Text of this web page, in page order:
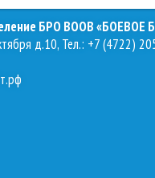
БРО ВООВ «БОЕВОЕ
д.10, Тел.: +7 (4722)